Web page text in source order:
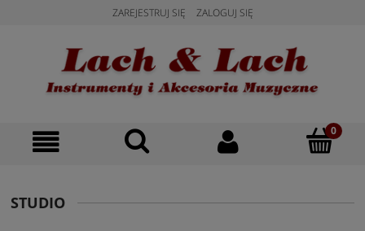
ZAREJESTRUJ SIĘ ZALOGUJ SIĘ
STUDIO